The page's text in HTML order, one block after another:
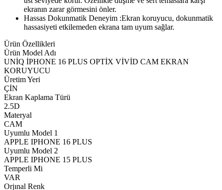
ekranın zarar görmesini önler.
Hassas Dokunmatik Deneyim :Ekran koruyucu, dokunmatik
hassasiyeti etkilemeden ekrana tam uyum sağlar.
Ürün Özellikleri
Ürün Model Adı
UNİQ İPHONE 16 PLUS OPTİX VİVİD CAM EKRAN
KORUYUCU
Üretim Yeri
ÇİN
Ekran Kaplama Türü
2.5D
Materyal
CAM
Uyumlu Model 1
APPLE IPHONE 16 PLUS
Uyumlu Model 2
APPLE IPHONE 15 PLUS
Temperli Mi
VAR
Orjınal Renk